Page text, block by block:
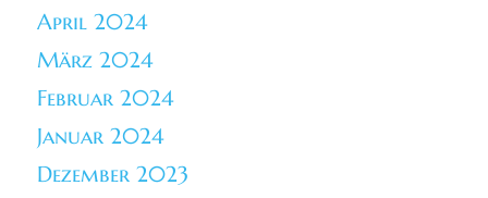
April 2024
März 2024
Februar 2024
Januar 2024
Dezember 2023